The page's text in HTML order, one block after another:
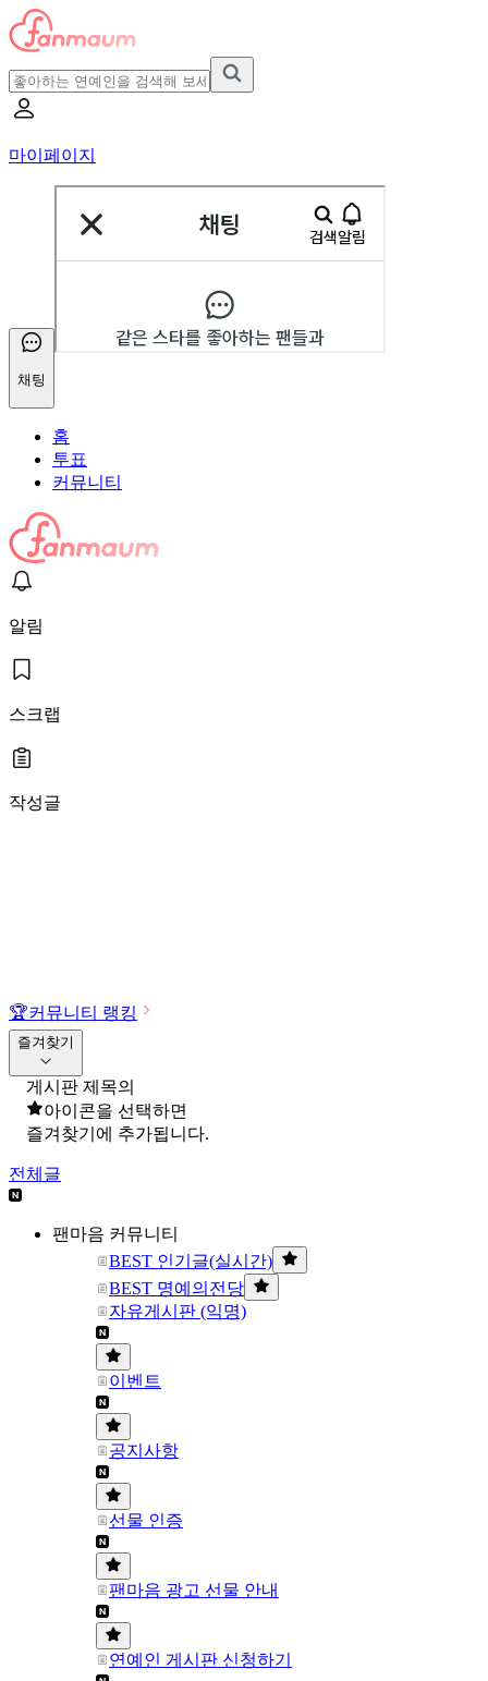
마이페이지
채팅
홈
투표
커뮤니티
알림
스크랩
작성글
🏆커뮤니티 랭킹
즐겨찾기
게시판 제목의
아이콘을 선택하면
즐겨찾기에 추가됩니다.
전체글
팬마음 커뮤니티
BEST 인기글(실시간)
BEST 명예의전당
자유게시판 (익명)
이벤트
공지사항
선물 인증
팬마음 광고 선물 안내
연예인 게시판 신청하기